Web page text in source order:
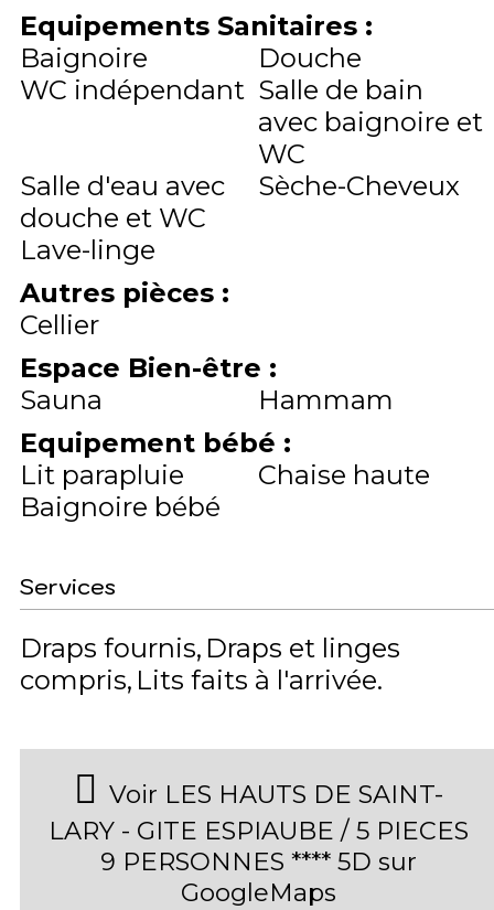
Equipements Sanitaires :
Baignoire
Douche
WC indépendant Salle de bain
avec baignoire et
WC
Salle d'eau avec
douche et WC
Sèche-Cheveux
Lave-linge
Autres pièces :
Cellier
Espace Bien-être :
Sauna
Hammam
Equipement bébé :
Lit parapluie
Chaise haute
Baignoire bébé
Services
Draps fournis Draps et linges
compris Lits faits à l'arrivée
Voir LES HAUTS DE SAINT-
LARY - GITE ESPIAUBE / 5 PIECES
9 PERSONNES **** 5D sur
GoogleMaps